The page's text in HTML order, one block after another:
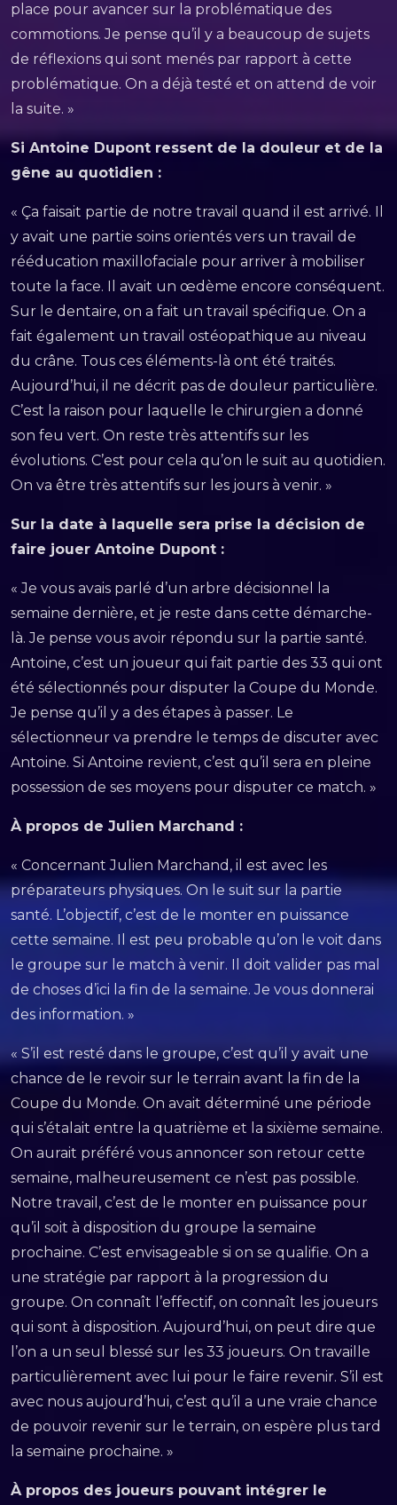
place pour avancer sur la problématique des
commotions. Je pense qu’il y a beaucoup de sujets
de réflexions qui sont menés par rapport à cette
problématique. On a déjà testé et on attend de voir
la suite. »
Si Antoine Dupont ressent de la douleur et de la
gêne au quotidien :
« Ça faisait partie de notre travail quand il est arrivé. Il
y avait une partie soins orientés vers un travail de
rééducation maxillofaciale pour arriver à mobiliser
toute la face. Il avait un œdème encore conséquent.
Sur le dentaire, on a fait un travail spécifique. On a
fait également un travail ostéopathique au niveau
du crâne. Tous ces éléments-là ont été traités.
Aujourd’hui, il ne décrit pas de douleur particulière.
C’est la raison pour laquelle le chirurgien a donné
son feu vert. On reste très attentifs sur les
évolutions. C’est pour cela qu’on le suit au quotidien.
On va être très attentifs sur les jours à venir. »
Sur la date à laquelle sera prise la décision de
faire jouer Antoine Dupont :
« Je vous avais parlé d’un arbre décisionnel la
semaine dernière, et je reste dans cette démarche-
là. Je pense vous avoir répondu sur la partie santé.
Antoine, c’est un joueur qui fait partie des 33 qui ont
été sélectionnés pour disputer la Coupe du Monde.
Je pense qu’il y a des étapes à passer. Le
sélectionneur va prendre le temps de discuter avec
Antoine. Si Antoine revient, c’est qu’il sera en pleine
possession de ses moyens pour disputer ce match. »
À propos de Julien Marchand :
« Concernant Julien Marchand, il est avec les
préparateurs physiques. On le suit sur la partie
santé. L’objectif, c’est de le monter en puissance
cette semaine. Il est peu probable qu’on le voit dans
le groupe sur le match à venir. Il doit valider pas mal
de choses d’ici la fin de la semaine. Je vous donnerai
des information. »
« S’il est resté dans le groupe, c’est qu’il y avait une
chance de le revoir sur le terrain avant la fin de la
Coupe du Monde. On avait déterminé une période
qui s’étalait entre la quatrième et la sixième semaine.
On aurait préféré vous annoncer son retour cette
semaine, malheureusement ce n’est pas possible.
Notre travail, c’est de le monter en puissance pour
qu’il soit à disposition du groupe la semaine
prochaine. C’est envisageable si on se qualifie. On a
une stratégie par rapport à la progression du
groupe. On connaît l’effectif, on connaît les joueurs
qui sont à disposition. Aujourd’hui, on peut dire que
l’on a un seul blessé sur les 33 joueurs. On travaille
particulièrement avec lui pour le faire revenir. S’il est
avec nous aujourd’hui, c’est qu’il a une vraie chance
de pouvoir revenir sur le terrain, on espère plus tard
la semaine prochaine. »
À propos des joueurs pouvant intégrer le